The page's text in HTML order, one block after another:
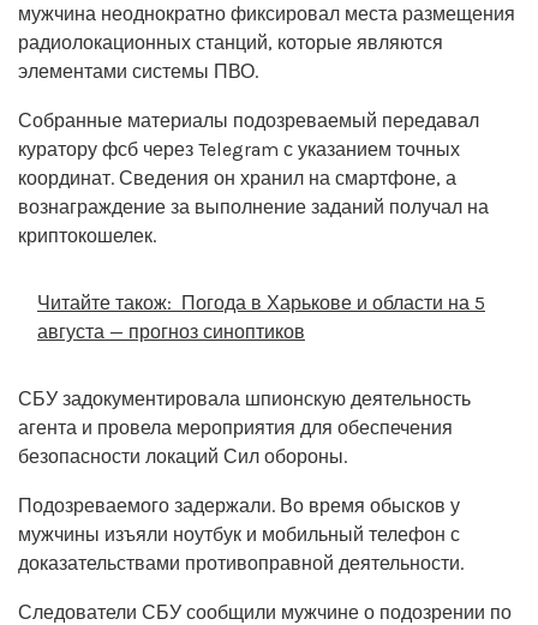
мужчина неоднократно фиксировал места размещения
радиолокационных станций, которые являются
элементами системы ПВО.
Собранные материалы подозреваемый передавал
куратору фсб через Telegram с указанием точных
координат. Сведения он хранил на смартфоне, а
вознаграждение за выполнение заданий получал на
криптокошелек.
Читайте також: Погода в Харькове и области на 5
августа — прогноз синоптиков
СБУ задокументировала шпионскую деятельность
агента и провела мероприятия для обеспечения
безопасности локаций Сил обороны.
Подозреваемого задержали. Во время обысков у
мужчины изъяли ноутбук и мобильный телефон с
доказательствами противоправной деятельности.
Следователи СБУ сообщили мужчине о подозрении по